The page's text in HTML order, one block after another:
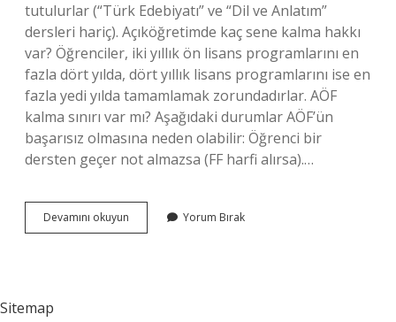
tutulurlar (“Türk Edebiyatı” ve “Dil ve Anlatım”
dersleri hariç). Açıköğretimde kaç sene kalma hakkı
var? Öğrenciler, iki yıllık ön lisans programlarını en
fazla dört yılda, dört yıllık lisans programlarını ise en
fazla yedi yılda tamamlamak zorundadırlar. AÖF
kalma sınırı var mı? Aşağıdaki durumlar AÖF’ün
başarısız olmasına neden olabilir: Öğrenci bir
dersten geçer not almazsa (FF harfi alırsa).…
Devamını okuyun Açıköğretim
Kalma
Yorum Bırak
Sitemap